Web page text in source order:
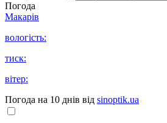
Погода
Макарів
вологість:
тиск:
вітер:
Погода на 10 днів від sinoptik.ua